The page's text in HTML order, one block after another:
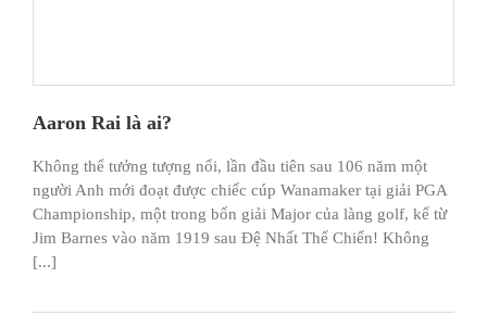
Aaron Rai là ai?
Không thể tưởng tượng nổi, lần đầu tiên sau 106 năm một
người Anh mới đoạt được chiếc cúp Wanamaker tại giải PGA
Championship, một trong bốn giải Major của làng golf, kể từ
Jim Barnes vào năm 1919 sau Đệ Nhất Thế Chiến! Không
[...]